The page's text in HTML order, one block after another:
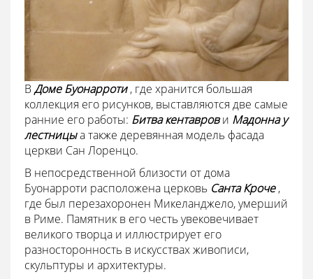
ВДоме Буонарроти, где хранится большая
коллекция его рисунков, выставляются две самые
ранние его работы: Битва кентаврови Мадонна у
лестницыа также деревянная модель фасада
церкви Сан Лоренцо.
В непосредственной близости от дома
Буонарроти расположена церковь Санта Кроче,
где был перезахоронен Микеланджело, умерший
в Риме. Памятник в его честь увековечивает
великого творца и иллюстрирует его
разносторонность в искусствах живописи,
скульптуры и архитектуры.